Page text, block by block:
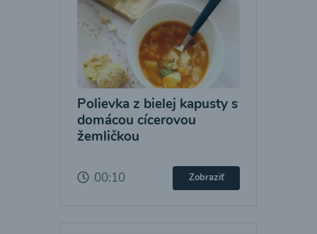
Polievka z bielej kapusty s
domácou cícerovou
žemličkou
00:10 Zobraziť